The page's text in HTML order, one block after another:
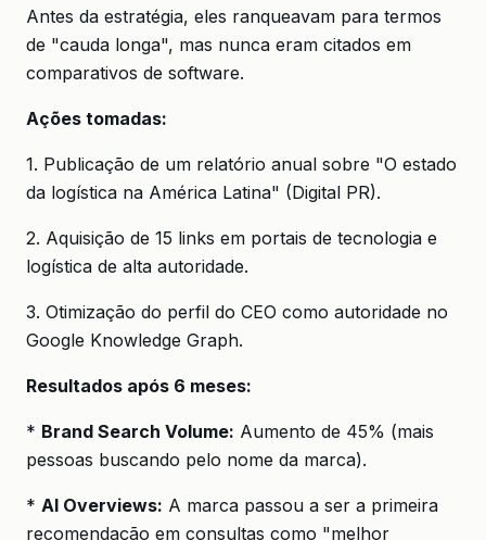
Antes da estratégia, eles ranqueavam para termos
de "cauda longa", mas nunca eram citados em
comparativos de software.
Ações tomadas:
1. Publicação de um relatório anual sobre "O estado
da logística na América Latina" (Digital PR).
2. Aquisição de 15 links em portais de tecnologia e
logística de alta autoridade.
3. Otimização do perfil do CEO como autoridade no
Google Knowledge Graph.
Resultados após 6 meses:
* Brand Search Volume: Aumento de 45% (mais
pessoas buscando pelo nome da marca).
* AI Overviews: A marca passou a ser a primeira
recomendação em consultas como "melhor